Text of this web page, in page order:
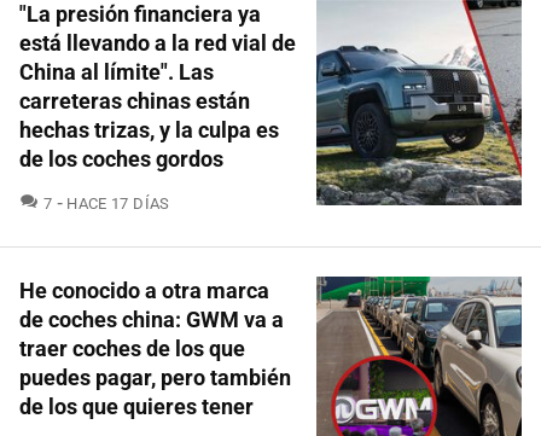
"La presión financiera ya
está llevando a la red vial de
China al límite". Las
carreteras chinas están
hechas trizas, y la culpa es
de los coches gordos
7 COMENTARIOS
HACE 17 DÍAS
He conocido a otra marca
de coches china: GWM va a
traer coches de los que
puedes pagar, pero también
de los que quieres tener